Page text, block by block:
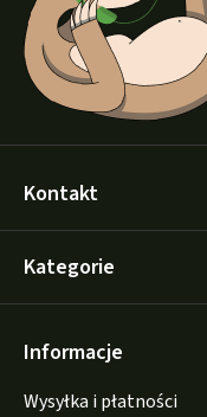
Kontakt
Kategorie
Informacje
Wysyłka i płatności